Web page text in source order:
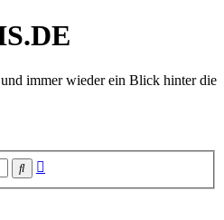
immer wieder ein Blick hinter die
Suche